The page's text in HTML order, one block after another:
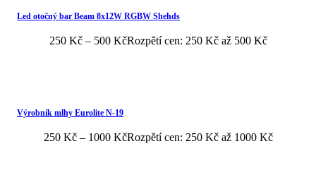
Led otočný bar Beam 8x12W RGBW Shehds
250 Kč – 500 KčRozpětí cen: 250 Kč až 500 Kč
Výrobník mlhy Eurolite N-19
250 Kč – 1000 KčRozpětí cen: 250 Kč až 1000 Kč